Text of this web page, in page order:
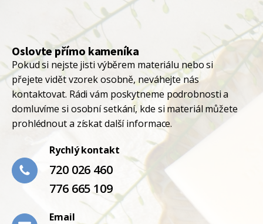
Oslovte přímo kameníka
Pokud si nejste jisti výběrem materiálu nebo si
přejete vidět vzorek osobně, neváhejte nás
kontaktovat. Rádi vám poskytneme podrobnosti a
domluvíme si osobní setkání, kde si materiál můžete
prohlédnout a získat další informace.
Rychlý kontakt
720 026 460
776 665 109
Email